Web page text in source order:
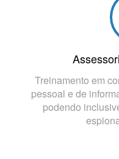
Treinamento em
pessoal e de
podendo